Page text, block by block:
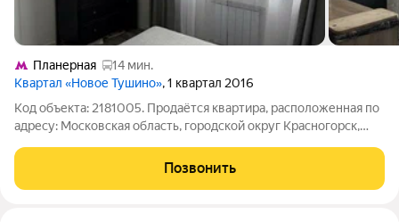
Планерная
14 мин.
Квартал «Новое Тушино», 1 квартал 2016
Код объекта: 2181005. Продаётся квартира, расположенная по
адресу: Московская область, городской округ Красногорск,
на 10 этаже 25-этажного монолитного дома, построенного в
2016 году. Высокие
Позвонить